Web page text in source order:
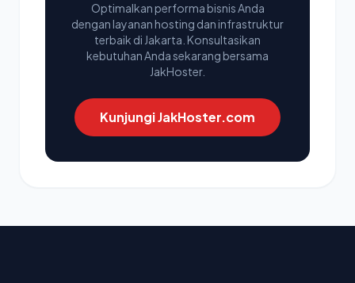
Optimalkan performa bisnis Anda
dengan layanan hosting dan infrastruktur
terbaik di Jakarta. Konsultasikan
kebutuhan Anda sekarang bersama
JakHoster.
Kunjungi JakHoster.com